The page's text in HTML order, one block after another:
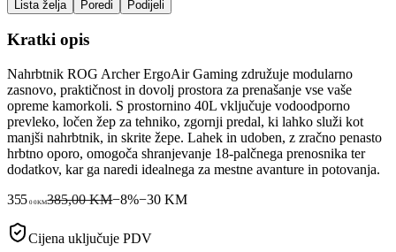
Lista želja Poredi Podijeli
Kratki opis
Nahrbtnik ROG Archer ErgoAir Gaming združuje modularno
zasnovo, praktičnost in dovolj prostora za prenašanje vse vaše
opreme kamorkoli. S prostornino 40L vključuje vodoodporno
prevleko, ločen žep za tehniko, zgornji predal, ki lahko služi kot
manjši nahrbtnik, in skrite žepe. Lahek in udoben, z zračno penasto
hrbtno oporo, omogoča shranjevanje 18-palčnega prenosnika ter
dodatkov, kar ga naredi idealnega za mestne avanture in potovanja.
355 00KM385,00 KM−8%−30 KM
Cijena uključuje PDV